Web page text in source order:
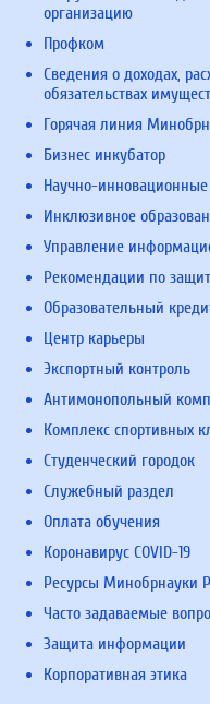
организацию
Профком
Сведения о доходах,
обязательствах
Горячая линия
Бизнес инкубатор
Научно-инновационные
Инклюзивное
Управление
Рекомендации по
Образовательный
Центр карьеры
Экспортный контроль
Антимонопольный
Комплекс спортивных
Студенческий городок
Служебный раздел
Оплата обучения
Коронавирус COVID-19
Ресурсы Минобрнауки
Часто задаваемые
Защита информации
Корпоративная этика